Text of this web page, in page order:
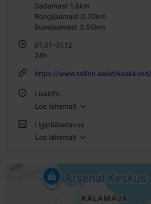
Sadamast 1.8km
Rongijaamast 0.70km
Bussijaamast 3.50km
01.01–31.12
24h
https://www.tallinn.ee/et/
Lisainfo
Loe lähemalt
Ligipääsetavus
Täielik ligipääsetavus
Täielik ligipääsetavus
Loe lähemalt